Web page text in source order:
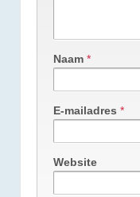
Naam *
E-mailadres *
Website